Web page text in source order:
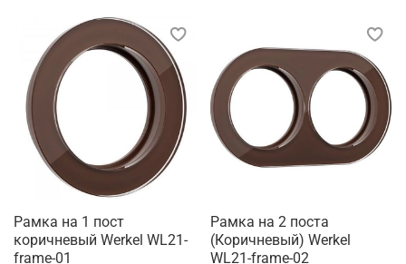
Рамка на 1 пост
коричневый Werkel WL21-
frame-01
Рамка на 2 поста
(Коричневый) Werkel
WL21-frame-02